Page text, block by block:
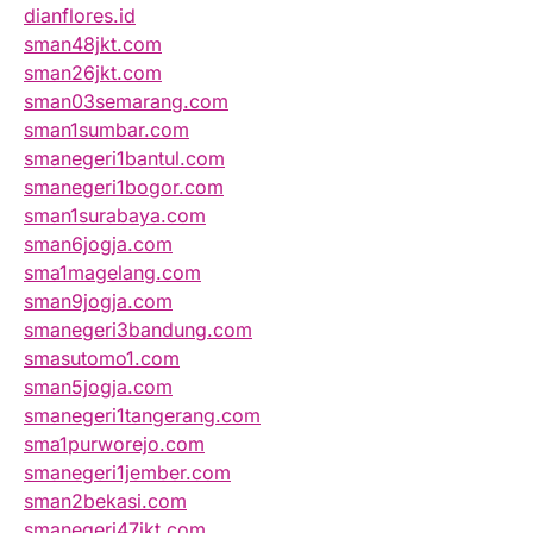
dianflores.id
sman48jkt.com
sman26jkt.com
sman03semarang.com
sman1sumbar.com
smanegeri1bantul.com
smanegeri1bogor.com
sman1surabaya.com
sman6jogja.com
sma1magelang.com
sman9jogja.com
smanegeri3bandung.com
smasutomo1.com
sman5jogja.com
smanegeri1tangerang.com
sma1purworejo.com
smanegeri1jember.com
sman2bekasi.com